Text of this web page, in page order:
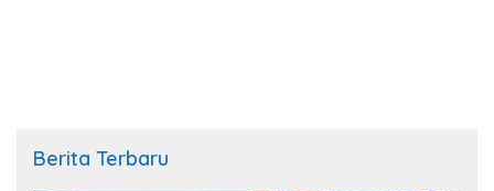
Berita Terbaru